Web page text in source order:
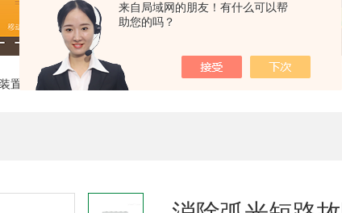
来自局域网的朋友！有什么可以帮
助您的吗？
置 > ARB5-M消除弧光短路故障保护装置